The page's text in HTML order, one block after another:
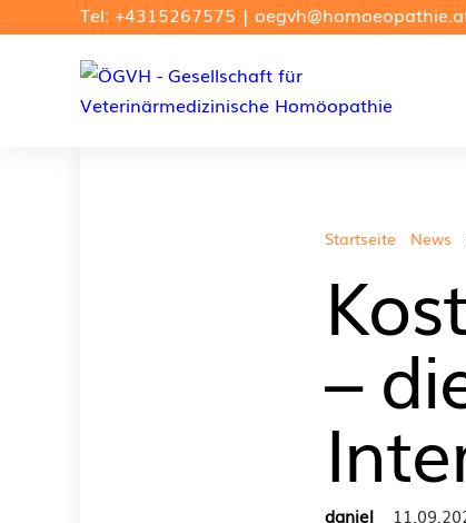
Tel: +4315267575 |
Startseite News
–
daniel